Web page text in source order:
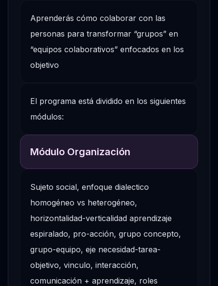
Aprenderás cómo colaborar con las
personas para transformar “grupos” en
“equipos colaborativos” enfocados en los
objetivo
El programa está dividido en los siguientes
módulos:
Módulo Organización
Sujeto social, enfoque dialectico
homogéneo vs heterogéneo,
horizontalidad-verticalidad aprendizaje
espiralado, pro-acción, grupo concepto,
grupo-equipo, eje necesidad-tarea-
objetivo, vinculo, interacción,
comunicación + aprendizaje, roles